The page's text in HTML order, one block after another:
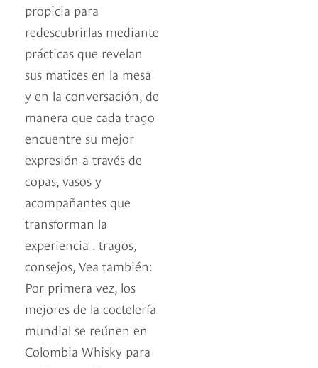
propicia para
redescubrirlas mediante
prácticas que revelan
sus matices en la mesa
y en la conversación, de
manera que cada trago
encuentre su mejor
expresión a través de
copas, vasos y
acompañantes que
transforman la
experiencia . tragos,
consejos, Vea también:
Por primera vez, los
mejores de la coctelería
mundial se reúnen en
Colombia Whisky para